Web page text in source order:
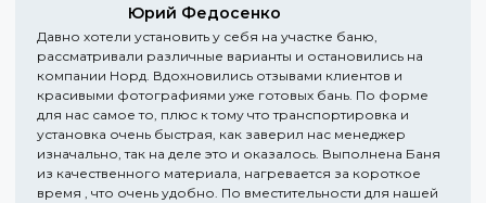
Юрий Федосенко
Давно хотели установить у себя на участке баню,
рассматривали различные варианты и остановились на
компании Норд. Вдохновились отзывами клиентов и
красивыми фотографиями уже готовых бань. По форме
для нас самое то, плюс к тому что транспортировка и
установка очень быстрая, как заверил нас менеджер
изначально, так на деле это и оказалось. Выполнена Баня
из качественного материала, нагревается за короткое
время , что очень удобно. По вместительности для нашей